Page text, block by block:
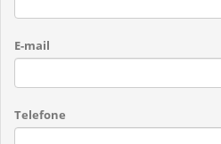
E-mail
Telefone